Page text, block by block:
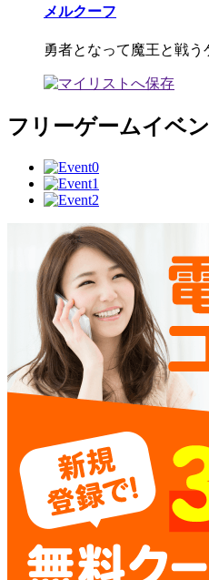
メルクーフ
勇者となって魔王と戦う
フリーゲームイベ